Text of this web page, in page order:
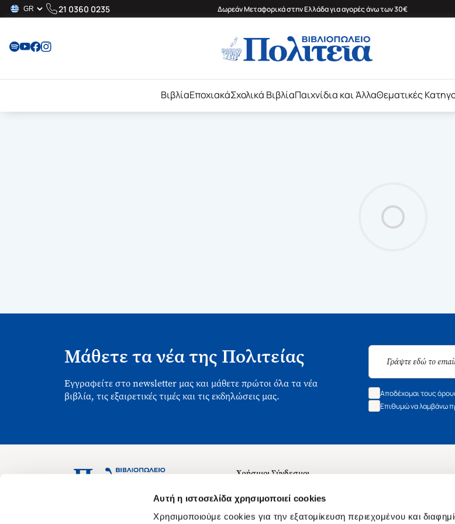
Αυτή η ιστοσελίδα χρησιμοποιεί cookies
Χρησιμοποιούμε cookies για την εξατομίκευση περιεχομένου και
21 0360 0235 Δωρεάν Μεταφορικά στην Ελλάδα για αγορές άνω των 30€
ΒιβλίαΕποχιακάΣχολικά ΒιβλίαΠαιχνίδια και ΆλλαΘεματικές
Μάθετε τα νέα της Πολιτείας
Εγγραφείτε στο newsletter μας και μάθετε πρώτοι όλα τα νέα
βιβλία, τις εξαιρετικές τιμές και τις εκδηλώσεις μας.
Αποδέχομαι τους
Επιθυμώ να λαμβάνω
Ασκληπιού 1-3, Αθήνα 106 79
Χρήσιμοι Σύνδεσμοι
Σχετικά με εμάς
Θέσεις Εργασίας